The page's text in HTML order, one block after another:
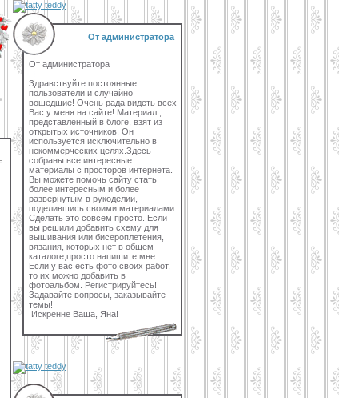
От администратора
От администратора
Здравствуйте постоянные
пользователи и случайно
вошедшие! Очень рада видеть всех
Вас у меня на сайте! Материал ,
представленный в блоге, взят из
открытых источников. Он
используется исключительно в
некоммерческих целях.Здесь
собраны все интересные
материалы с просторов интернета.
Вы можете помочь сайту стать
более интересным и более
развернутым в рукоделии,
поделившись своими материалами.
Сделать это совсем просто. Если
вы решили добавить схему для
вышивания или бисероплетения,
вязания, которых нет в общем
каталоге,просто напишите мне.
Если у вас есть фото своих работ,
то их можно добавить в
фотоальбом. Регистрируйтесь!
Задавайте вопросы, заказывайте
темы!
Искренне Ваша, Яна!